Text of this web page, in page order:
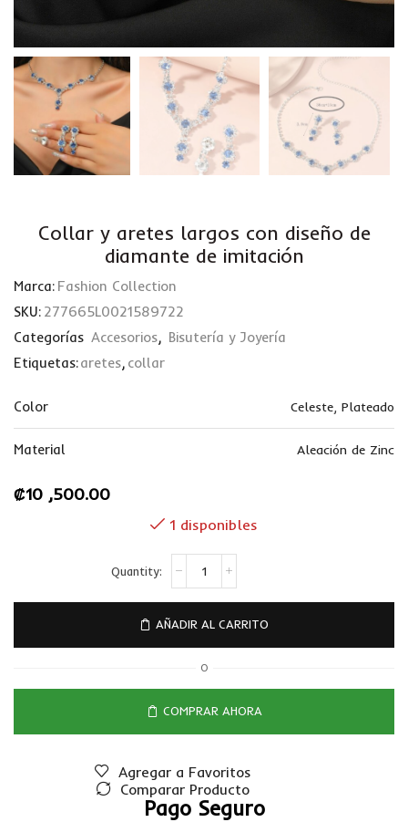
Collar y aretes largos con diseño de
diamante de imitación
Marca: Fashion Collection
SKU: 277665L0021589722
Categorías Accesorios, Bisutería y Joyería
Etiquetas:aretes, collar
Color Celeste, Plateado
Material Aleación de Zinc
₡10 ,500.00
1 disponibles
AÑADIR AL CARRITO
O
COMPRAR AHORA
Agregar a Favoritos
Comparar Producto
Pago Seguro